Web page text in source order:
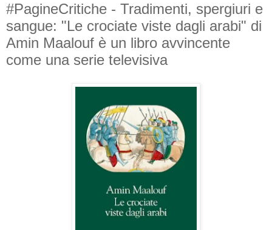
#PagineCritiche - Tradimenti, spergiuri e
sangue: "Le crociate viste dagli arabi" di
Amin Maalouf è un libro avvincente
come una serie televisiva